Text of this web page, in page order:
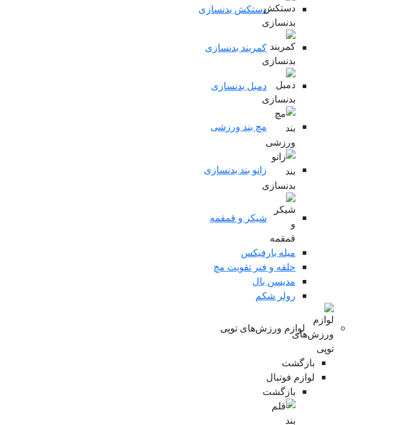
دستکش بدنسازی
کمربند بدنسازی
دمبل بدنسازی
مچ بند ورزشی
زانو بند بدنسازی
شیکر و قمقمه
میله بارفیکس
حلقه و فنر تقویت مچ
مدیسن بال
رولر شکم
لوازم ورزش‌های توپی
بازگشت
لوازم فوتبال
بازگشت